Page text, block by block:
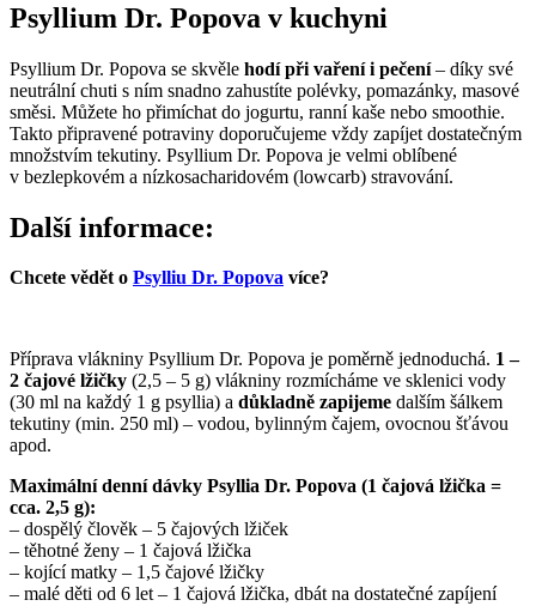
Psyllium Dr. Popova v kuchyni
Psyllium Dr. Popova se skvěle hodí při vaření i pečení– díky své
neutrální chuti s ním snadno zahustíte polévky, pomazánky, masové
směsi. Můžete ho přimíchat do jogurtu, ranní kaše nebo smoothie.
Takto připravené potraviny doporučujeme vždy zapíjet dostatečným
množstvím tekutiny. Psyllium Dr. Popova je velmi oblíbené
v bezlepkovém a nízkosacharidovém (lowcarb) stravování.
Další informace:
Chcete vědět o Psylliu Dr. Popova více?
Příprava vlákniny Psyllium Dr. Popova je poměrně jednoduchá. 1 –
2 čajové lžičky (2,5 – 5 g) vlákniny rozmícháme ve sklenici vody
(30 ml na každý 1 g psyllia) a důkladně zapijeme dalším šálkem
tekutiny (min. 250 ml) – vodou, bylinným čajem, ovocnou šťávou
apod.
Maximální denní dávky Psyllia Dr. Popova (1 čajová lžička =
cca. 2,5 g):
– dospělý člověk – 5 čajových lžiček
– těhotné ženy – 1 čajová lžička
– kojící matky – 1,5 čajové lžičky
– malé děti od 6 let – 1 čajová lžička, dbát na dostatečné zapíjení